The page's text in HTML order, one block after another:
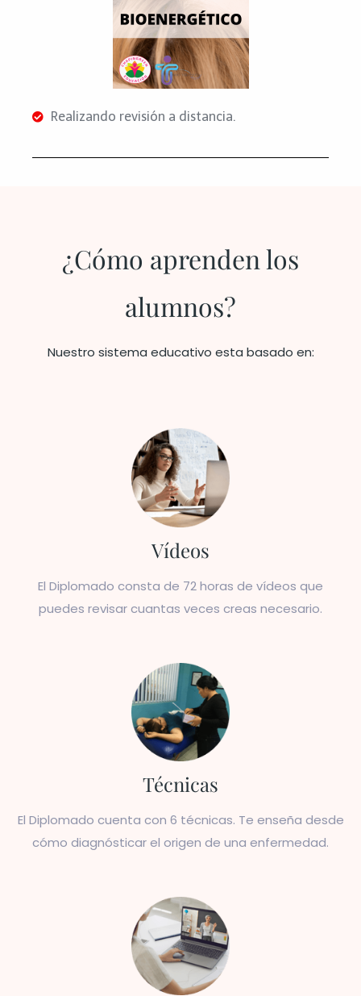
Realizando revisión a distancia.
¿Cómo aprenden los
alumnos?
Nuestro sistema educativo esta basado en:
Vídeos
El Diplomado consta de 72 horas de vídeos que
puedes revisar cuantas veces creas necesario.
Técnicas
El Diplomado cuenta con 6 técnicas. Te enseña desde
cómo diagnósticar el origen de una enfermedad.